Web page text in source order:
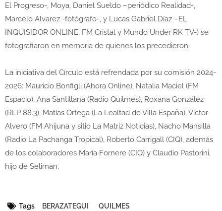
El Progreso-, Moya, Daniel Sueldo –periódico Realidad-,
Marcelo Alvarez -fotógrafo-, y Lucas Gabriel Díaz –EL
INQUISIDOR ONLINE, FM Cristal y Mundo Under RK TV-) se
fotografiaron en memoria de quienes los precedieron.
La iniciativa del Círculo está refrendada por su comisión 2024-
2026: Mauricio Bonfigli (Ahora Online), Natalia Maciel (FM
Espacio), Ana Santillana (Radio Quilmes), Roxana González
(RLP 88.3), Matías Ortega (La Lealtad de Villa España), Víctor
Alvero (FM Ahijuna y sitio La Matriz Noticias), Nacho Mansilla
(Radio La Pachanga Tropical), Roberto Carrigall (CIQ), además
de los colaboradores María Fornere (CIQ) y Claudio Pastorini,
hijo de Seliman.
Tags BERAZATEGUI QUILMES